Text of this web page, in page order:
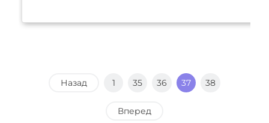
Назад 1 35 36 37 38
Вперед